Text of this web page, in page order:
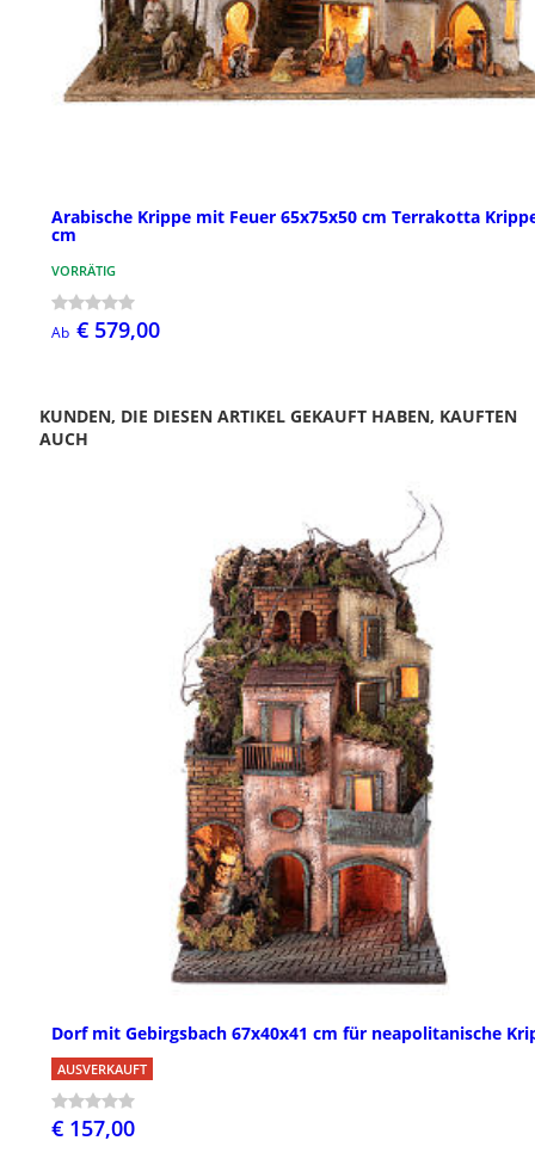
Arabische Krippe mit Feuer 65x75x50 cm Terrakotta
cm
VORRÄTIG
Ab € 579,00
KUNDEN, DIE DIESEN ARTIKEL GEKAUFT HABEN, KAUFTEN
AUCH
Dorf mit Gebirgsbach 67x40x41 cm für neapolitanische
AUSVERKAUFT
€ 157,00